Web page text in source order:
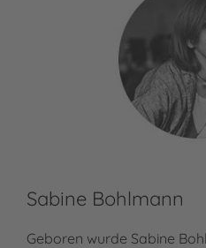
Sabine Bohlmann
Geboren wurde Sabine